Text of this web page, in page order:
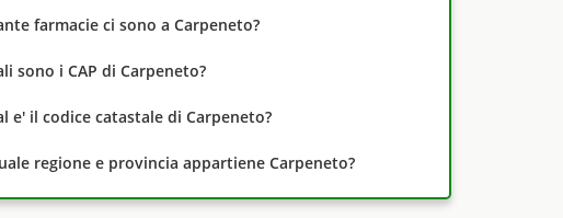
farmacie ci sono a Carpeneto?
sono i CAP di Carpeneto?
e' il codice catastale di Carpeneto?
regione e provincia appartiene Carpeneto?